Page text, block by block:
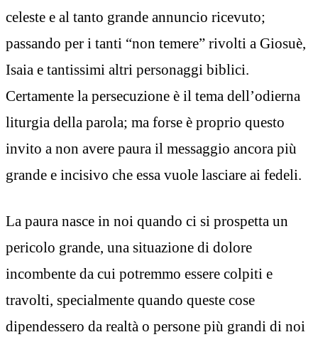
celeste e al tanto grande annuncio ricevuto;
passando per i tanti “non temere” rivolti a Giosuè,
Isaia e tantissimi altri personaggi biblici.
Certamente la persecuzione è il tema dell’odierna
liturgia della parola; ma forse è proprio questo
invito a non avere paura il messaggio ancora più
grande e incisivo che essa vuole lasciare ai fedeli.
La paura nasce in noi quando ci si prospetta un
pericolo grande, una situazione di dolore
incombente da cui potremmo essere colpiti e
travolti, specialmente quando queste cose
dipendessero da realtà o persone più grandi di noi